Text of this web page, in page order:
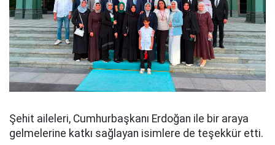
Şehit aileleri, Cumhurbaşkanı Erdoğan ile bir araya
gelmelerine katkı sağlayan isimlere de teşekkür etti.